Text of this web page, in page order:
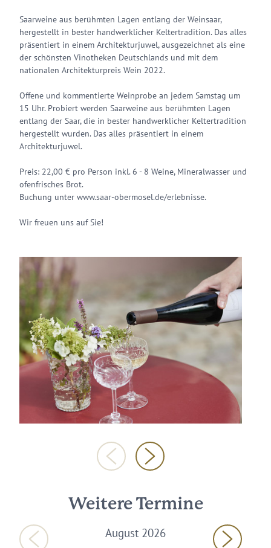
Saarweine aus berühmten Lagen entlang der Weinsaar,
hergestellt in bester handwerklicher Keltertradition. Das alles
präsentiert in einem Architekturjuwel, ausgezeichnet als eine
der schönsten Vinotheken Deutschlands und mit dem
nationalen Architekturpreis Wein 2022.
Offene und kommentierte Weinprobe an jedem Samstag um
15 Uhr. Probiert werden Saarweine aus berühmten Lagen
entlang der Saar, die in bester handwerklicher Keltertradition
hergestellt wurden. Das alles präsentiert in einem
Architekturjuwel.
Preis: 22,00 € pro Person inkl. 6 - 8 Weine, Mineralwasser und
ofenfrisches Brot.
Buchung unter www.saar-obermosel.de/erlebnisse.
Wir freuen uns auf Sie!
Weitere Termine
August 2026